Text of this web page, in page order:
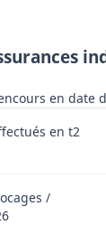
en date
en t2
/